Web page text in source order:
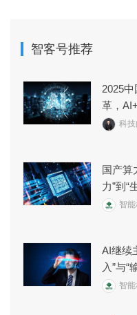
智客号推荐
2025
革，
科
国产算
力”到“
智
AI继续
入”与“
智